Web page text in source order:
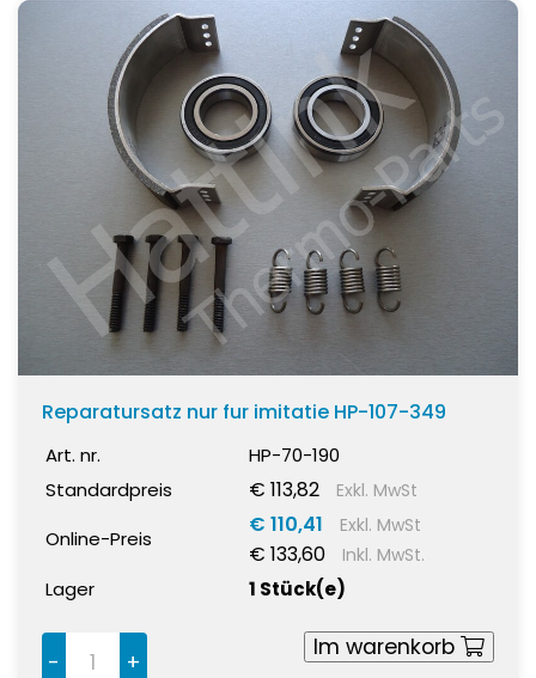
(3)
(2)
(4)
(3)
(2)
Reparatursatz nur fur imitatie HP-107-349
Art. nr.
HP-70-190
Standardpreis
€ 113,82 Exkl. MwSt
Online-Preis
€ 110,41 Exkl. MwSt
€ 133,60 Inkl. MwSt.
Lager 1 Stück(e)
- +
Im warenkorb